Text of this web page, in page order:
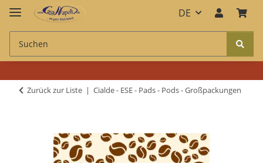
DE
Zurück zur Liste Cialde - ESE - Pads - Pods - Großpackungen